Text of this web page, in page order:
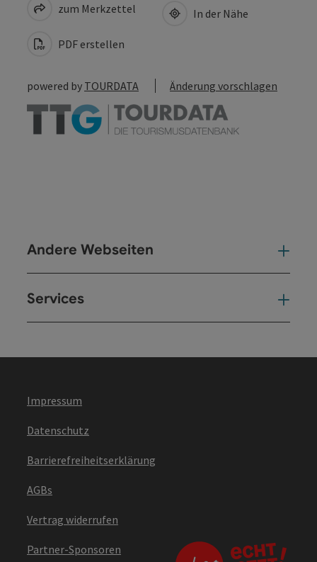
zum Merkzettel
PDF erstellen
In der Nähe
powered by TOURDATA Änderung vorschlagen
Andere Webseiten
Services
Impressum
Datenschutz
Barrierefreiheitserklärung
AGBs
Vertrag widerrufen
Partner-Sponsoren